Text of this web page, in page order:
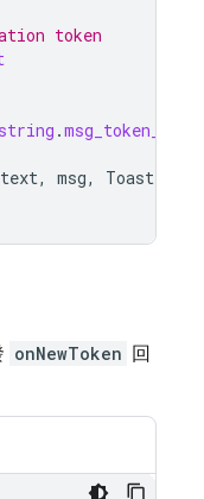
token
string .msg_token_fmt
, msg, Toast
onNewToken 回